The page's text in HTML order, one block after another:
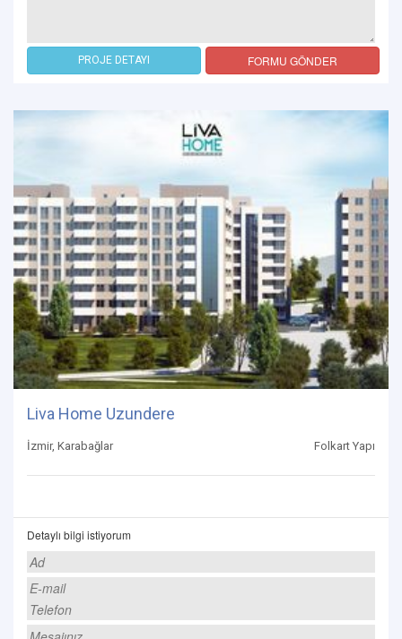
PROJE DETAYI FORMU GÖNDER
Liva Home Uzundere
İzmir, Karabağlar Folkart Yapı
Detaylı bilgi istiyorum